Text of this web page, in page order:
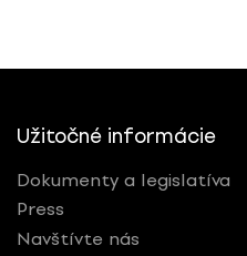
Užitočné informácie
Dokumenty a legislatíva
Press
Navštívte nás